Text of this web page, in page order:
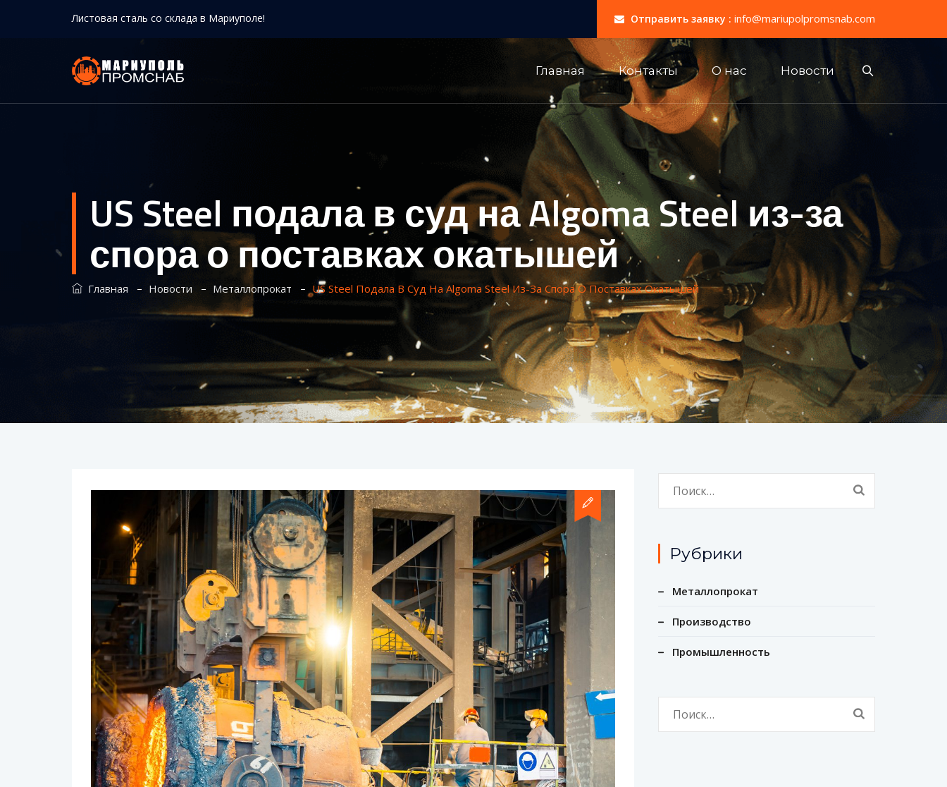
Листовая сталь со склада в Мариуполе! Отправить заявку : info@mariupolpromsnab.com
Главная Контакты О нас Новости
US Steel подала в суд на Algoma Steel из-за
спора о поставках окатышей
Главная – Новости – Металлопрокат – US Steel Подала В Суд На Algoma Steel Из-За Спора О Поставках Окатышей
Рубрики
Металлопрокат
Производство
Промышленность